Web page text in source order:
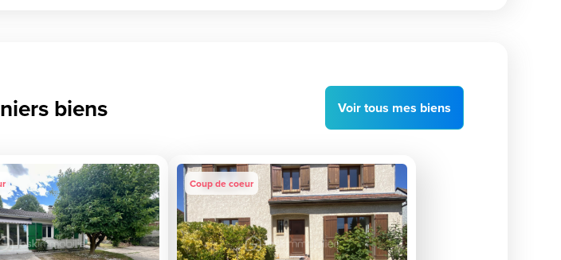
biens Voirtous mes biens
Coup de coeur